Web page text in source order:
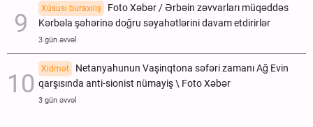
Xüsusi buraxılış
Foto Xəbər / Ərbəin zəvvarları müqəddəs
Kərbəla şəhərinə doğru səyahətlərini davam etdirirlər
3 gün əvvəl
Xidmət
Netanyahunun Vaşinqtona səfəri zamanı Ağ Evin
qarşısında anti-sionist nümayiş \ Foto Xəbər
3 gün əvvəl